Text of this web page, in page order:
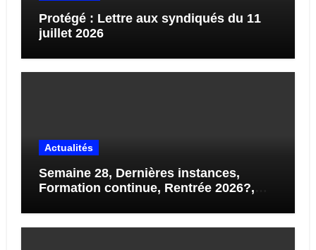
Protégé : Lettre aux syndiqués du 11
juillet 2026
Actualités
Semaine 28, Dernières instances,
Formation continue, Rentrée 2026?,